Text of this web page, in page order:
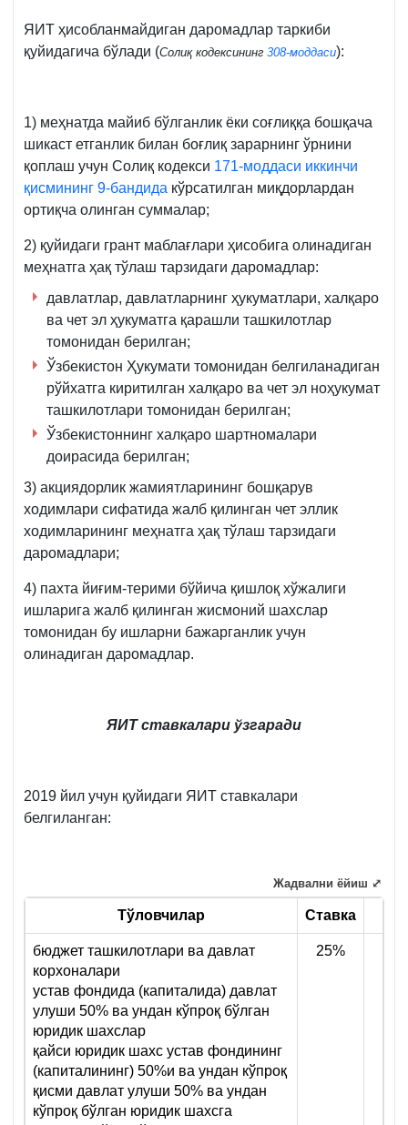
ЯИТ ҳисобланмайдиган даромадлар таркиби
қуйидагича бўлади (Солиқ кодексининг 308-моддаси):
1) меҳнатда майиб бўлганлик ёки соғлиққа бошқача
шикаст етганлик билан боғлиқ зарарнинг ўрнини
қоплаш учун Солиқ кодекси 171-моддаси иккинчи
қисмининг 9-бандида кўрсатилган миқдорлардан
ортиқча олинган суммалар;
2) қуйидаги грант маблағлари ҳисобига олинадиган
меҳнатга ҳақ тўлаш тарзидаги даромадлар:
давлатлар, давлатларнинг ҳукуматлари, халқаро
ва чет эл ҳукуматга қарашли ташкилотлар
томонидан берилган;
Ўзбекистон Ҳукумати томонидан белгиланадиган
рўйхатга киритилган халқаро ва чет эл ноҳукумат
ташкилотлари томонидан берилган;
Ўзбекистоннинг халқаро шартномалари
доирасида берилган;
3) акциядорлик жамиятларининг бошқарув
ходимлари сифатида жалб қилинган чет эллик
ходимларининг меҳнатга ҳақ тўлаш тарзидаги
даромадлари;
4) пахта йиғим-терими бўйича қишлоқ хўжалиги
ишларига жалб қилинган жисмоний шахслар
томонидан бу ишларни бажарганлик учун
олинадиган даромадлар.
ЯИТ ставкалари ўзгаради
2019 йил учун қуйидаги ЯИТ ставкалари
белгиланган:
Тўловчилар Ставка
бюджет ташкилотлари ва давлат
корхоналари
устав фондида (капиталида) давлат
улуши 50% ва ундан кўпроқ бўлган
юридик шахслар
қайси юридик шахс устав фондининг
(капиталининг) 50%и ва ундан кўпроқ
қисми давлат улуши 50% ва ундан
кўпроқ бўлган юридик шахсга
25%
Жадвални ёйиш ⤢